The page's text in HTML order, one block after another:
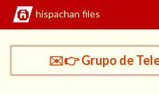
hispachan files
✉️👉 Grupo de